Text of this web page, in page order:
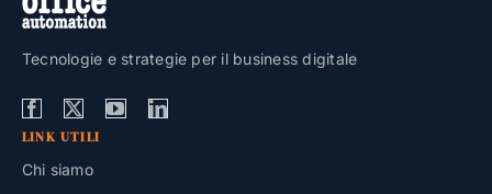
Tecnologie e strategie per il business digitale
LINK UTILI
Chi siamo